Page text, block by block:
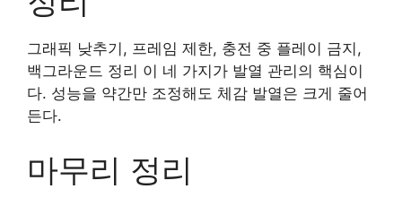
그래픽 낮추기, 프레임 제한, 충전 중 플레이 금지,
백그라운드 정리 이 네 가지가 발열 관리의 핵심이
다. 성능을 약간만 조정해도 체감 발열은 크게 줄어
든다.
마무리 정리